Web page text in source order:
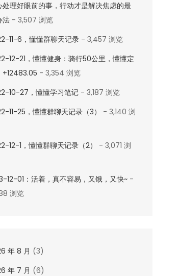
处理好眼前的事，行动才是解决焦虑的最
法- 3,507 浏览
11-6，懂懂群聊天记录- 3,457 浏览
12-21，懂懂健身：骑行50公里，懂懂定
+12483.05 - 3,354 浏览
10-27，懂懂学习笔记- 3,187 浏览
11-25，懂懂群聊天记录（3）
- 3,140 浏
12-1，懂懂群聊天记录（2）
- 3,071 浏
12-01：活着，真不容易，又饿，又快~-
浏览
年 8 月 (3)
年 7 月 (6)